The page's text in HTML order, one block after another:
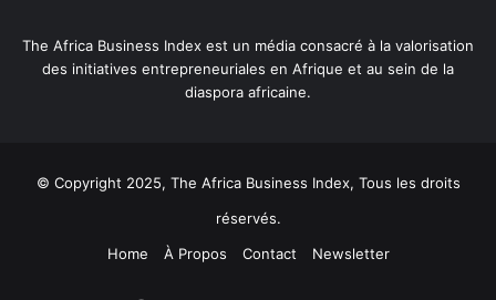
The Africa Business Index est un média consacré à la valorisation
des initiatives entrepreneuriales en Afrique et au sein de la
diaspora africaine.
© Copyright 2025, The Africa Business Index, Tous les droits
réservés.
Home
À Propos Contact Newsletter